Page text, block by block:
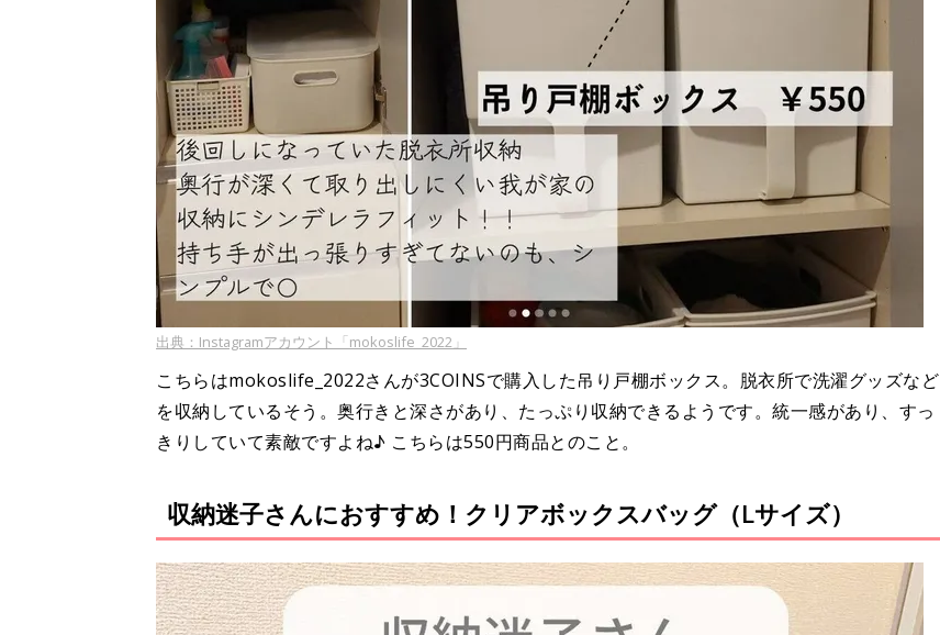
出典：Instagramアカウント「mokoslife_2022」
こちらはmokoslife_2022さんが3COINSで購入した吊り戸棚ボックス。脱衣所で洗濯グッズなど
を収納しているそう。奥行きと深さがあり、たっぷり収納できるようです。統一感があり、すっ
きりしていて素敵ですよね♪ こちらは550円商品とのこと。
収納迷子さんにおすすめ！クリアボックスバッグ（Lサイズ）